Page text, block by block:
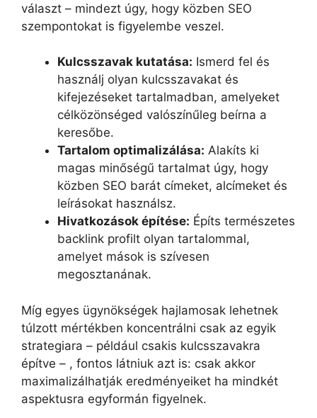
választ – mindezt úgy, hogy közben SEO
szempontokat is figyelembe veszel.
Kulcsszavak kutatása: Ismerd fel és
használj olyan kulcsszavakat és
kifejezéseket tartalmadban, amelyeket
célközönséged valószínűleg beírna a
keresőbe.
Tartalom optimalizálása: Alakíts ki
magas minőségű tartalmat úgy, hogy
közben SEO barát címeket, alcímeket és
leírásokat használsz.
Hivatkozások építése: Építs természetes
backlink profilt olyan tartalommal,
amelyet mások is szívesen
megosztanának.
Míg egyes ügynökségek hajlamosak lehetnek
túlzott mértékben koncentrálni csak az egyik
strategiara – például csakis kulcsszavakra
építve – , fontos látniuk azt is: csak akkor
maximalizálhatják eredményeiket ha mindkét
aspektusra egyformán figyelnek.